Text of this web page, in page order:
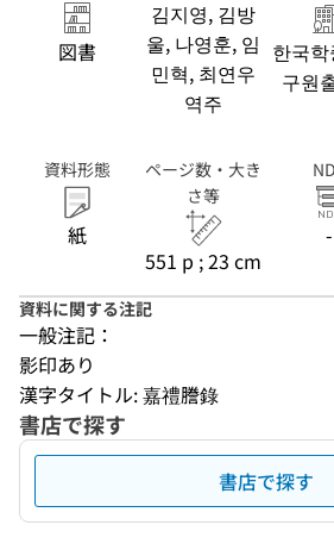
図書
김지영, 김방
울, 나영훈, 임
민혁, 최연우
역주
한국
구원
資料形態
紙
ページ数・大き
さ等
551 p ; 23 cm
-
資料に関する注記
一般注記：
影印あり
漢字タイトル: 嘉禮謄錄
書店で探す
書店で探す